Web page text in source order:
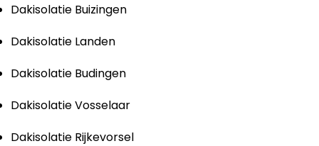
Dakisolatie Buizingen
Dakisolatie Landen
Dakisolatie Budingen
Dakisolatie Vosselaar
Dakisolatie Rijkevorsel